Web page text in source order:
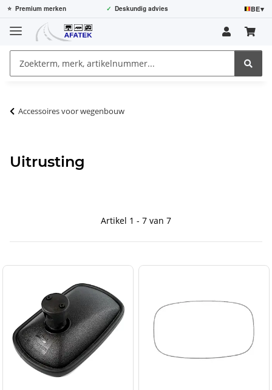
⭐ Premium merken ✓ Deskundig advies BE▾
Accessoires voor wegenbouw
Uitrusting
Artikel 1 - 7 van 7